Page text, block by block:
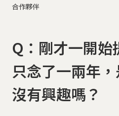
合作夥伴
Q：剛才一開始
只念了一兩年
沒有興趣嗎？